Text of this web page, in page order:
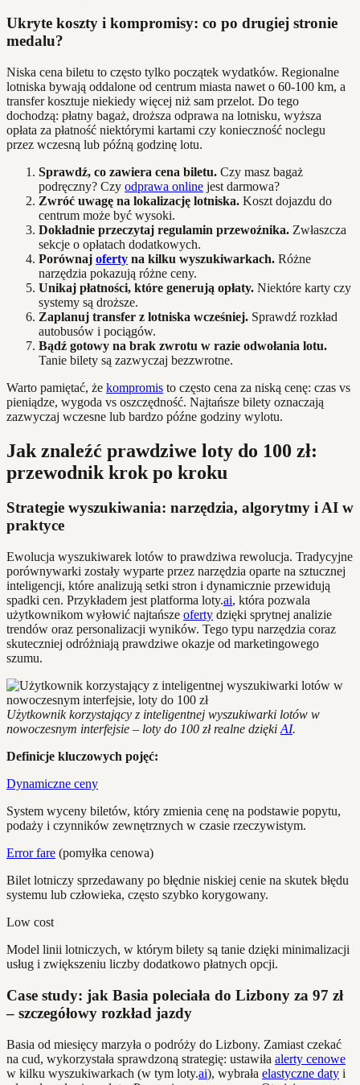
Ukryte koszty i kompromisy: co po drugiej stronie
medalu?
Niska cena biletu to często tylko początek wydatków. Regionalne
lotniska bywają oddalone od centrum miasta nawet o 60-100 km, a
transfer kosztuje niekiedy więcej niż sam przelot. Do tego
dochodzą: płatny bagaż, droższa odprawa na lotnisku, wyższa
opłata za płatność niektórymi kartami czy konieczność noclegu
przez wczesną lub późną godzinę lotu.
Sprawdź, co zawiera cena biletu. Czy masz bagaż
podręczny? Czy odprawa online jest darmowa?
Zwróć uwagę na lokalizację lotniska. Koszt dojazdu do
centrum może być wysoki.
Dokładnie przeczytaj regulamin przewoźnika. Zwłaszcza
sekcje o opłatach dodatkowych.
Porównaj oferty na kilku wyszukiwarkach. Różne
narzędzia pokazują różne ceny.
Unikaj płatności, które generują opłaty. Niektóre karty czy
systemy są droższe.
Zaplanuj transfer z lotniska wcześniej. Sprawdź rozkład
autobusów i pociągów.
Bądź gotowy na brak zwrotu w razie odwołania lotu.
Tanie bilety są zazwyczaj bezzwrotne.
Warto pamiętać, że kompromis to często cena za niską cenę: czas vs
pieniądze, wygoda vs oszczędność. Najtańsze bilety oznaczają
zazwyczaj wczesne lub bardzo późne godziny wylotu.
Jak znaleźć prawdziwe loty do 100 zł:
przewodnik krok po kroku
Strategie wyszukiwania: narzędzia, algorytmy i AI w
praktyce
Ewolucja wyszukiwarek lotów to prawdziwa rewolucja. Tradycyjne
porównywarki zostały wyparte przez narzędzia oparte na sztucznej
inteligencji, które analizują setki stron i dynamicznie przewidują
spadki cen. Przykładem jest platforma loty.ai, która pozwala
użytkownikom wyłowić najtańsze oferty dzięki sprytnej analizie
trendów oraz personalizacji wyników. Tego typu narzędzia coraz
skuteczniej odróżniają prawdziwe okazje od marketingowego
szumu.
Użytkownik korzystający z inteligentnej wyszukiwarki lotów w
nowoczesnym interfejsie – loty do 100 zł realne dzięki AI.
Definicje kluczowych pojęć:
Dynamiczne ceny
System wyceny biletów, który zmienia cenę na podstawie popytu,
podaży i czynników zewnętrznych w czasie rzeczywistym.
Error fare (pomyłka cenowa)
Bilet lotniczy sprzedawany po błędnie niskiej cenie na skutek błędu
systemu lub człowieka, często szybko korygowany.
Low cost
Model linii lotniczych, w którym bilety są tanie dzięki minimalizacji
usług i zwiększeniu liczby dodatkowo płatnych opcji.
Case study: jak Basia poleciała do Lizbony za 97 zł
– szczegółowy rozkład jazdy
Basia od miesięcy marzyła o podróży do Lizbony. Zamiast czekać
na cud, wykorzystała sprawdzoną strategię: ustawiła alerty cenowe
w kilku wyszukiwarkach (w tym loty.ai), wybrała elastyczne daty i